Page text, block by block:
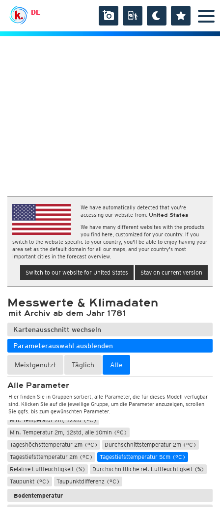
DE
We have automatically detected that you're
accessing our website from: United States
We have many different websites with the products
you find here, customized for your country. If you
switch to the website specific to your country, you'll be able to enjoy having your
area set as the default domain for all our maps, and your country's most
important cities in the forecast overview.
Switch to our website for United States Stay on current version
Messwerte & Klimadaten
mit Archiv ab dem Jahr 1781
Kartenausschnitt wechseln
Parameterauswahl ausblenden
Meistgenutzt Täglich Alle
Alle Parameter
Hier finden Sie in Gruppen sortiert, alle Parameter, die für dieses Modell verfügbar
sind. Klicken Sie auf die jeweilige Gruppe, um die Parameter anzuzeigen, scrollen
Sie ggfs. bis zum gewünschten Parameter.
Wetter, Luftdruck
Temperatur und Luftfeuchtigkeit
Temperatur 2m (°C)
Max. Temperatur 2m, 12std (°C)
Max. Temperatur 2m, 12std, alle 10min (°C)
Min. Temperatur 2m, 12std (°C)
Min. Temperatur 2m, 12std, alle 10min (°C)
Tageshöchsttemperatur 2m (°C)
Durchschnittstemperatur 2m (°C)
Tagestiefsttemperatur 2m (°C)
Tagestiefsttemperatur 5cm (°C)
Relative Luftfeuchtigkeit (%)
Durchschnittliche rel. Luftfeuchtigkeit (%)
Taupunkt (°C)
Taupunktdifferenz (°C)
Bodentemperatur